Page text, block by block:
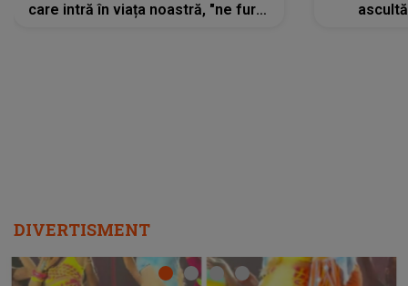
care intră în viața noastră, "ne fură"
DIVERTISMENT